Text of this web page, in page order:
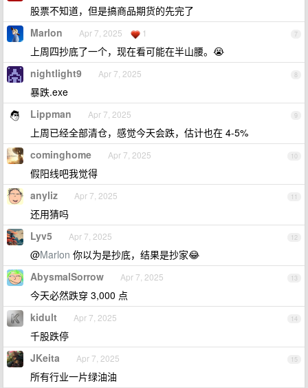
股票不知道，但是搞商品期货的先完了
7
Marlon Apr 7, 2025 1
上周四抄底了一个，现在看可能在半山腰。😭
8
nightlight9 Apr 7, 2025
暴跌.exe
9
Lippman Apr 7, 2025
上周已经全部清仓，感觉今天会跌，估计也在 4-5%
10
cominghome Apr 7, 2025
假阳线吧我觉得
11
anyliz Apr 7, 2025
还用猜吗
12
Lyv5 Apr 7, 2025
@Marlon 你以为是抄底，结果是抄家😂
13
AbysmalSorrow Apr 7, 2025
今天必然跌穿 3,000 点
14
kidult Apr 7, 2025
千股跌停
15
JKeita Apr 7, 2025
所有行业一片绿油油